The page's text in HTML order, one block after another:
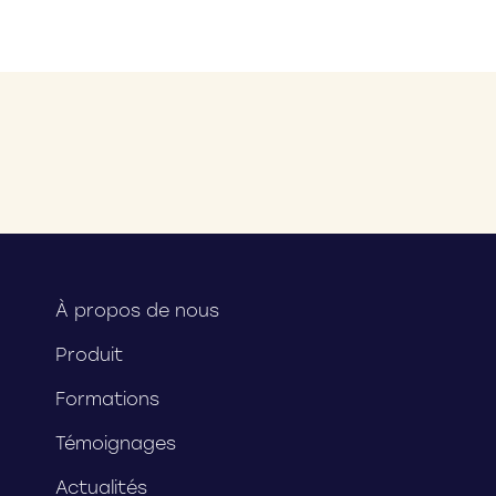
À propos de nous
Produit
Formations
Témoignages
Actualités